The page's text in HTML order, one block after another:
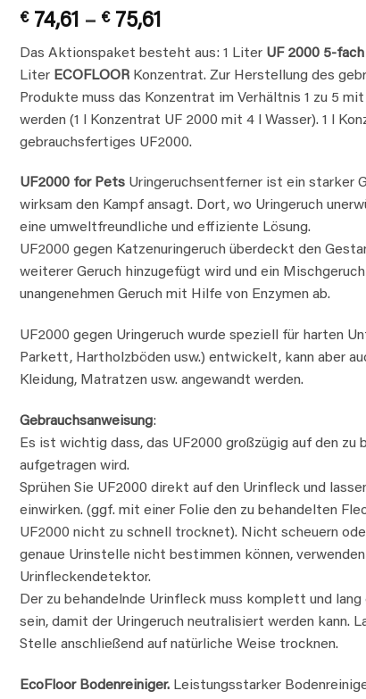
out of 5
based on
customer
ratings
€74,61 – €75,61
€ 74,61
through
€ 75,61
Das Aktionspaket besteht aus: 1 Liter UF 2000 5-
Liter ECOFLOOR Konzentrat. Zur Herstellung des
Produkte muss das Konzentrat im Verhältnis 1 zu 5
werden (1 l Konzentrat UF 2000 mit 4 l Wasser). 1 l
gebrauchsfertiges UF2000.
UF2000 for Pets Uringeruchsentferner ist ein starker
wirksam den Kampf ansagt. Dort, wo Uringeruch
eine umweltfreundliche und effiziente Lösung.
UF2000 gegen Katzenuringeruch überdeckt den
weiterer Geruch hinzugefügt wird und ein
unangenehmen Geruch mit Hilfe von Enzymen ab.
UF2000 gegen Uringeruch wurde speziell für harten
Parkett, Hartholzböden usw.) entwickelt, kann aber
Kleidung, Matratzen usw. angewandt werden.
Gebrauchsanweisung:
Es ist wichtig dass, das UF2000 großzügig auf den zu
aufgetragen wird.
Sprühen Sie UF2000 direkt auf den Urinfleck und
einwirken. (ggf. mit einer Folie den zu behandelten
UF2000 nicht zu schnell trocknet). Nicht scheuern
genaue Urinstelle nicht bestimmen können, verwenden
Urinfleckendetektor.
Der zu behandelnde Urinfleck muss komplett und
sein, damit der Uringeruch neutralisiert werden kann.
Stelle anschließend auf natürliche Weise trocknen.
EcoFloor Bodenreiniger. Leistungsstarker